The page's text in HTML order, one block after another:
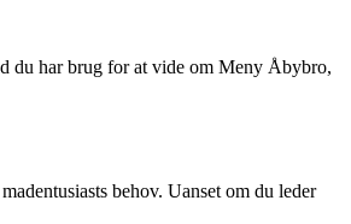
du har brug for at vide om Meny Åbybro,
behov. Uanset om du leder